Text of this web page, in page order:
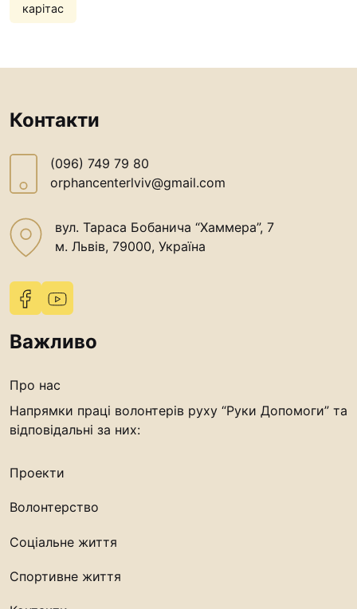
карітас
Контакти
(096) 749 79 80
orphancenterlviv@gmail.com
вул. Тараса Бобанича “Хаммера”, 7
м. Львів, 79000, Україна
Важливо
Про нас
Напрямки праці волонтерів руху “Руки Допомоги” та
відповідальні за них:
Проекти
Волонтерство
Соціальне життя
Спортивне життя